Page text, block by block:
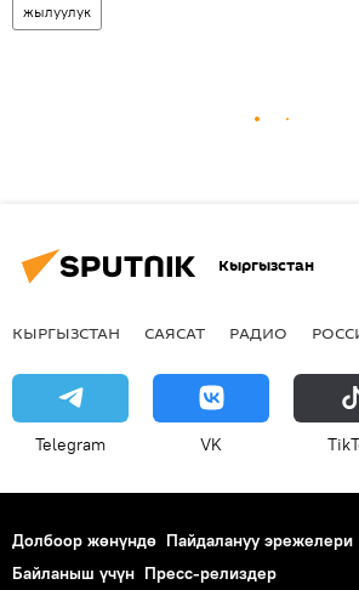
жылуулук
Кыргызстан
КЫРГЫЗСТАН САЯСАТ РАДИО
Telegram VK
Долбоор жөнүндө Пайдалануу эрежелери
Байланыш үчүн Пресс-релиздер